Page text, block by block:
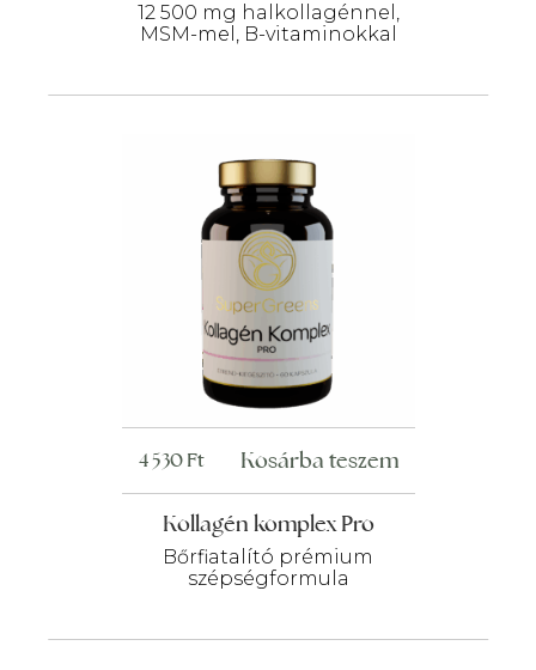
12 500 mg halkollagénnel,
MSM-mel, B-vitaminokkal
Kollagén komplex Pro
Bőrfiatalító prémium
szépségformula
4 530Ft Kosárba teszem